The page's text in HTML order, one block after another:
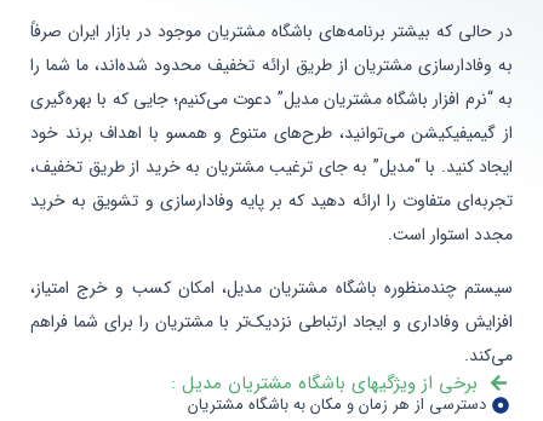
در حالی که بیشتر برنامه‌های باشگاه مشتریان موجود در بازار ایران صرفاً
به وفادارسازی مشتریان از طریق ارائه تخفیف محدود شده‌اند، ما شما را
به “نرم افزار باشگاه مشتریان مدیل” دعوت می‌کنیم؛ جایی که با بهره‌گیری
از گیمیفیکیشن می‌توانید، طرح‌های متنوع و همسو با اهداف برند خود
ایجاد کنید. با “مدیل” به جای ترغیب مشتریان به خرید از طریق تخفیف،
تجربه‌ای متفاوت را ارائه دهید که بر پایه وفادارسازی و تشویق به خرید
مجدد استوار است.
سیستم چندمنظوره باشگاه مشتریان مدیل، امکان کسب و خرج امتیاز،
افزایش وفاداری و ایجاد ارتباطی نزدیک‌تر با مشتریان را برای شما فراهم
می‌کند.
برخی از ویژگی‎های باشگاه مشتریان مدیل :
دسترسی از هر زمان و مکان به باشگاه مشتریان